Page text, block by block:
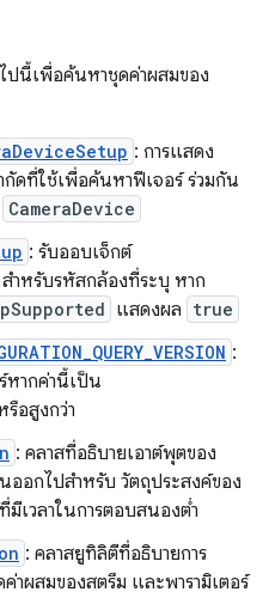
ปนี้เพื่อค้นหาชุดค่าผสมของ
: การแสดง
ดที่ใช้เพื่อค้นหาฟีเจอร์ ร่วมกัน
CameraDevice
: รับออบเจ็กต์
สำหรับรหัสกล้องที่ระบุ หาก
แสดงผล true
:
หากค่านี้เป็น
รือสูงกว่า
: คลาสที่อธิบายเอาต์พุตของ
อกไปสำหรับ วัตถุประสงค์ของ
เวลาในการตอบสนองต่ำ
: คลาสยูทิลิตีที่อธิบายการ
าผสมของสตรีม และพารามิเตอร์